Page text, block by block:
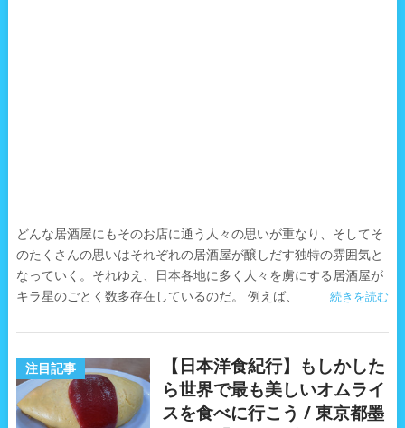
どんな居酒屋にもそのお店に通う人々の思いが重なり、そしてそ
のたくさんの思いはそれぞれの居酒屋が醸しだす独特の雰囲気と
なっていく。それゆえ、日本各地に多く人々を虜にする居酒屋が
キラ星のごとく数多存在しているのだ。 例えば、
続きを読む
注目記事
【日本洋食紀行】もしかした
ら世界で最も美しいオムライ
スを食べに行こう / 東京都墨